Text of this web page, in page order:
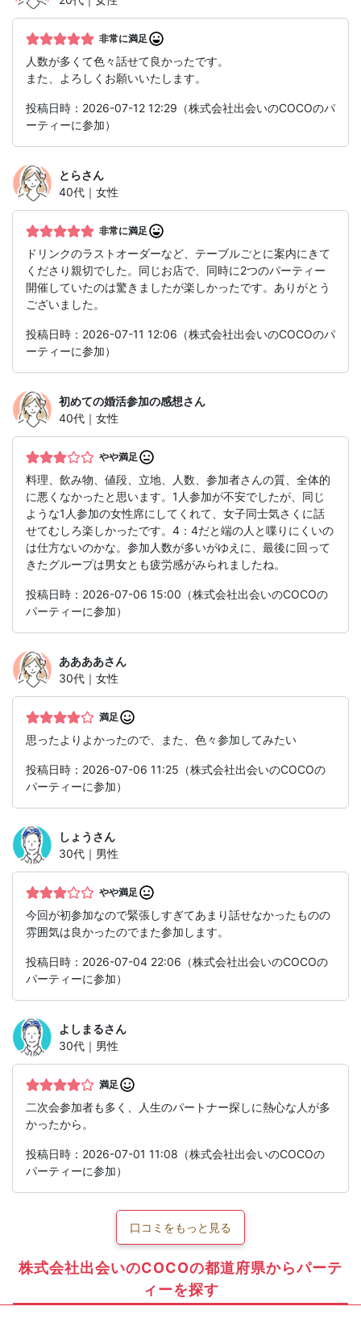
非常に満足
人数が多くて色々話せて良かったです。
また、よろしくお願いいたします。
投稿日時：2026-07-12 12:29（株式会社出会いのCOCOのパ
ーティーに参加）
とらさん
40代｜女性
非常に満足
ドリンクのラストオーダーなど、テーブルごとに案内にきて
くださり親切でした。同じお店で、同時に2つのパーティー
開催していたのは驚きましたが楽しかったです。ありがとう
ございました。
投稿日時：2026-07-11 12:06（株式会社出会いのCOCOのパ
ーティーに参加）
初めての婚活参加の感想さん
40代｜女性
やや満足
料理、飲み物、値段、立地、人数、参加者さんの質、全体的
に悪くなかったと思います。1人参加が不安でしたが、同じ
ような1人参加の女性席にしてくれて、女子同士気さくに話
せてむしろ楽しかったです。4：4だと端の人と喋りにくいの
は仕方ないのかな。参加人数が多いがゆえに、最後に回って
きたグループは男女とも疲労感がみられましたね。
投稿日時：2026-07-06 15:00（株式会社出会いのCOCOの
パーティーに参加）
ああああさん
30代｜女性
満足
思ったよりよかったので、また、色々参加してみたい
投稿日時：2026-07-06 11:25（株式会社出会いのCOCOの
パーティーに参加）
しょう さん
30代｜男性
やや満足
今回が初参加なので緊張しすぎてあまり話せなかったものの
雰囲気は良かったのでまた参加します。
投稿日時：2026-07-04 22:06（株式会社出会いのCOCOの
パーティーに参加）
よしまるさん
30代｜男性
満足
二次会参加者も多く、人生のパートナー探しに熱心な人が多
かったから。
投稿日時：2026-07-01 11:08（株式会社出会いのCOCOの
パーティーに参加）
口コミをもっと見る
株式会社出会いのCOCOの都道府県からパーテ
ィーを探す